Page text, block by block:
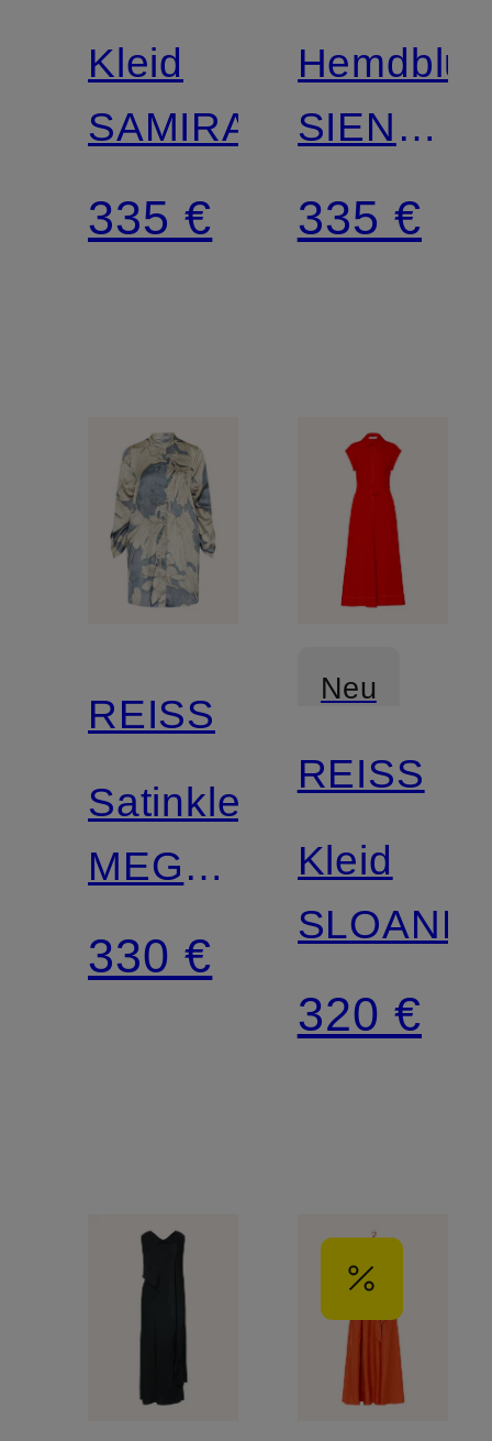
Kleid
SAMIRA
335 €
SIENNA
aus
Satin
335 €
REISS
Satinkleid
MEGAN
mit Cut-
out
330 €
Neu
REISS
Kleid
SLOANE
320 €